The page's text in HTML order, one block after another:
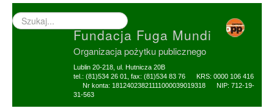
Wyszukiwarka
–
Fundacja Fuga Mundi
Organizacja pożytku publicznego
Lublin 20-218, ul. Hutnicza 20B
tel.: (81)534 26 01, fax: (81)534 83 76 KRS: 0000 106 416
Nr konta: 18124023821111000039019318 NIP: 712-19-
31-563